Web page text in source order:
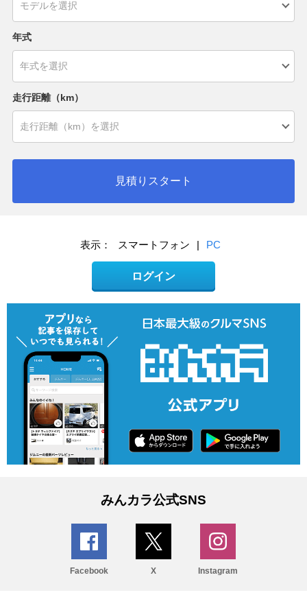
年式
走行距離（km）
見積りスタート
表示： スマートフォン | PC
ログイン
みんカラ公式SNS
Facebook X Instagram